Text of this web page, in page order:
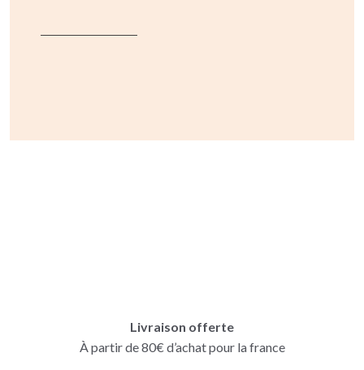
Livraison offerte
À partir de 80€ d’achat pour la france